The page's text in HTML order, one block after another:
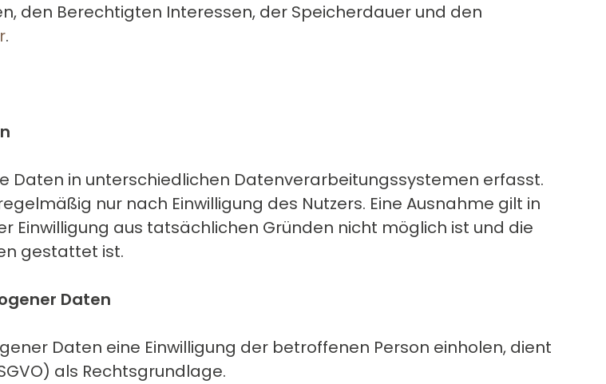
den Berechtigten Interessen, der Speicherdauer und den
.
Daten in unterschiedlichen Datenverarbeitungssystemen erfasst.
nur nach Einwilligung des Nutzers. Eine Ausnahme gilt in
Einwilligung aus tatsächlichen Gründen nicht möglich ist und die
gestattet ist.
Daten
Daten eine Einwilligung der betroffenen Person einholen, dient
als Rechtsgrundlage.